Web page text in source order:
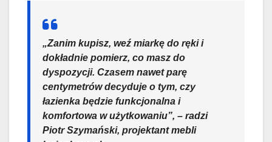
„Zanim kupisz, weź miarkę do ręki i
dokładnie pomierz, co masz do
dyspozycji. Czasem nawet parę
centymetrów decyduje o tym, czy
łazienka będzie funkcjonalna i
komfortowa w użytkowaniu”, – radzi
Piotr Szymański, projektant mebli